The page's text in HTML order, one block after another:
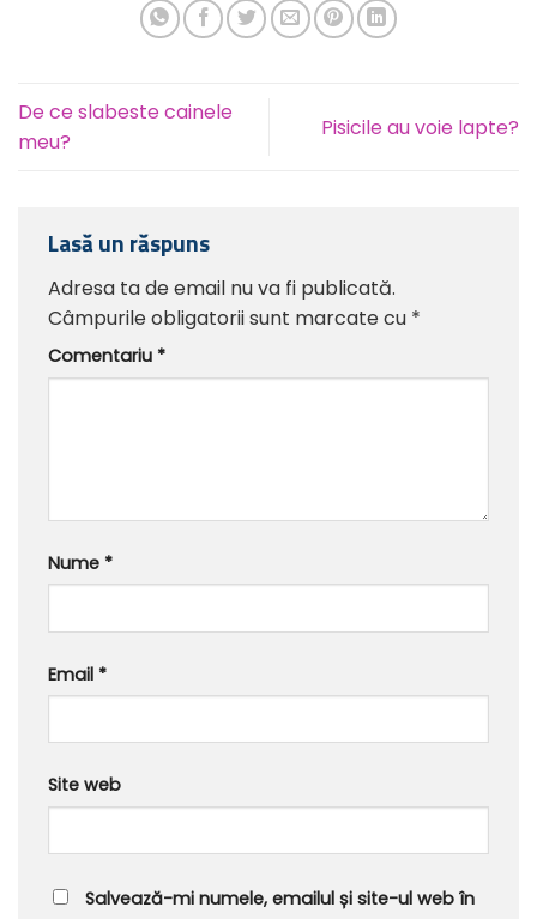
De ce slabeste cainele
meu?
Pisicile au voie lapte?
Lasă un răspuns
Adresa ta de email nu va fi publicată.
Câmpurile obligatorii sunt marcate cu *
Comentariu *
Nume *
Email *
Site web
Salvează-mi numele, emailul și site-ul web în